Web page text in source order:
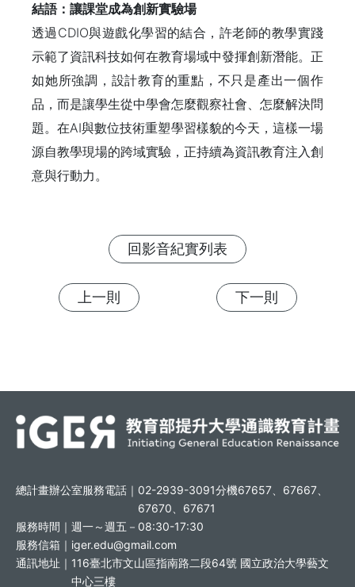
結語：讓課堂成為創新實驗場
透過CDIO與遊戲化學習的結合，許老師的教學實踐
示範了資訊科技如何在教育場域中發揮創新潛能。正
如她所強調，設計教育的重點，不只是產出一個作
品，而是讓學生從中學會怎麼觀察社會、怎麼解決問
題。在AI與數位技術重塑學習樣貌的今天，這樣一場
源自教學現場的跨域實驗，正持續為資訊教育注入創
意與行動力。
回影音紀實列表
上一則 下一則
總計畫辦公室服務電話｜ 02-2939-3091分機67657、67667、
67670、67671
服務時間｜ 週一～週五－08:30-17:30
服務信箱｜ iger.edu@gmail.com
通訊地址｜ 116臺北市文山區指南路二段64號 國立政治大學藝文
中心三樓